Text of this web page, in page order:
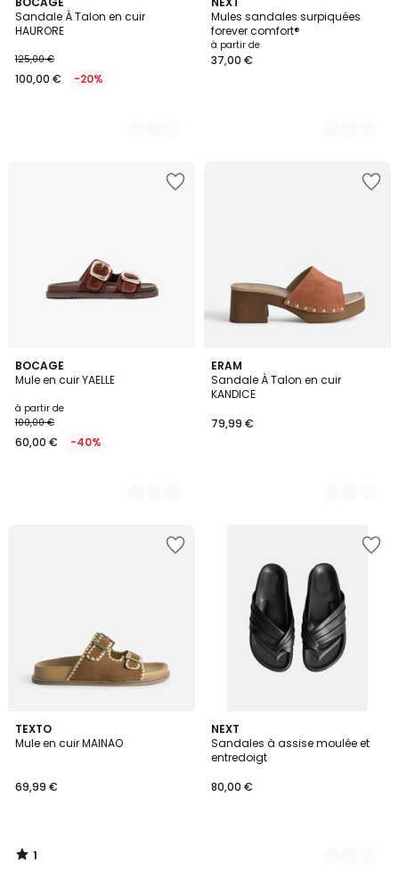
Sandale À Talon en cuir
HAURORE
125,00 €
100,00 € -20%
2
Couleurs
Mules sandales surpiquées
forever comfort®
à partir de
37,00 €
5
Couleurs
BOCAGE
Mule en cuir YAELLE
à partir de
100,00 €
60,00 € -40%
3
Couleurs
ERAM
Sandale À Talon en cuir
KANDICE
79,99 €
2
Couleurs
TEXTO
Mule en cuir MAINAO
69,99 €
1
/
1
/
NEXT
Sandales à assise moulée et
entredoigt
80,00 €
2
Couleurs